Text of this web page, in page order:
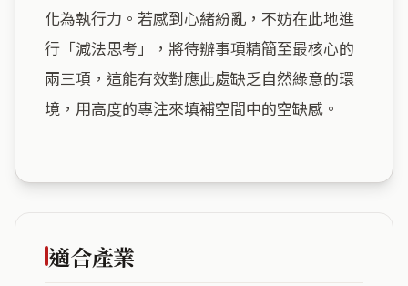
化為執行力。若感到心緒紛亂，不妨在此地進
行「減法思考」，將待辦事項精簡至最核心的
兩三項，這能有效對應此處缺乏自然綠意的環
境，用高度的專注來填補空間中的空缺感。
適合產業